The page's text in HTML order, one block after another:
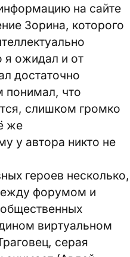
на сайте
Зорина, которого
я ожидал и от
достаточно
понимал, что
слишком громко
же
у автора никто не
героев несколько,
форумом и
виртуальном
серая